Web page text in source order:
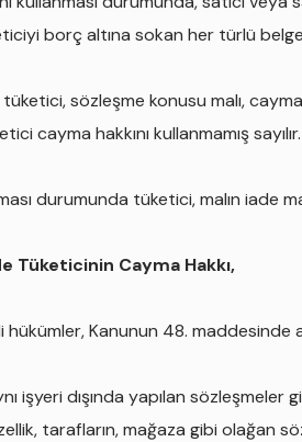
borç altına sokan her türlü
sözleşme konusu malı,
cayma hakkını kullanmamış sayılır.
durumunda tüketici, malın iade
Tüketicinin Cayma Hakkı,
hükümler, Kanunun 48. maddesinde
işyeri dışında yapılan sözleşmeler
tarafların, mağaza gibi olağan